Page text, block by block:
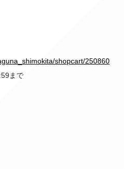
shopcart/250860
まで